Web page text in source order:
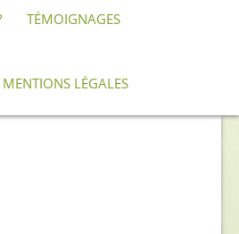
TÉMOIGNAGES
MENTIONS LÉGALES